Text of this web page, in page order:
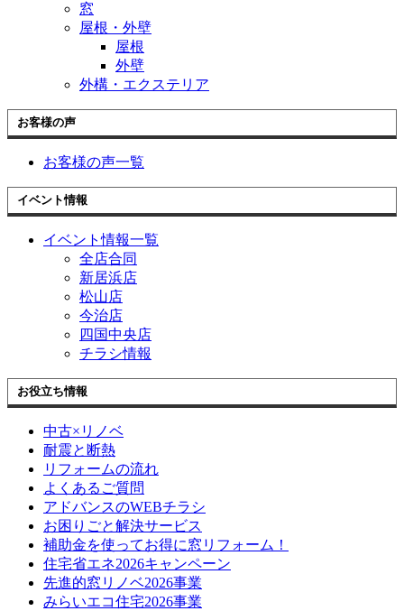
窓
屋根・外壁
屋根
外壁
外構・エクステリア
お客様の声
お客様の声一覧
イベント情報
イベント情報一覧
全店合同
新居浜店
松山店
今治店
四国中央店
チラシ情報
お役立ち情報
中古×リノベ
耐震と断熱
リフォームの流れ
よくあるご質問
アドバンスのWEBチラシ
お困りごと解決サービス
補助金を使ってお得に窓リフォーム！
住宅省エネ2026キャンペーン
先進的窓リノベ2026事業
みらいエコ住宅2026事業